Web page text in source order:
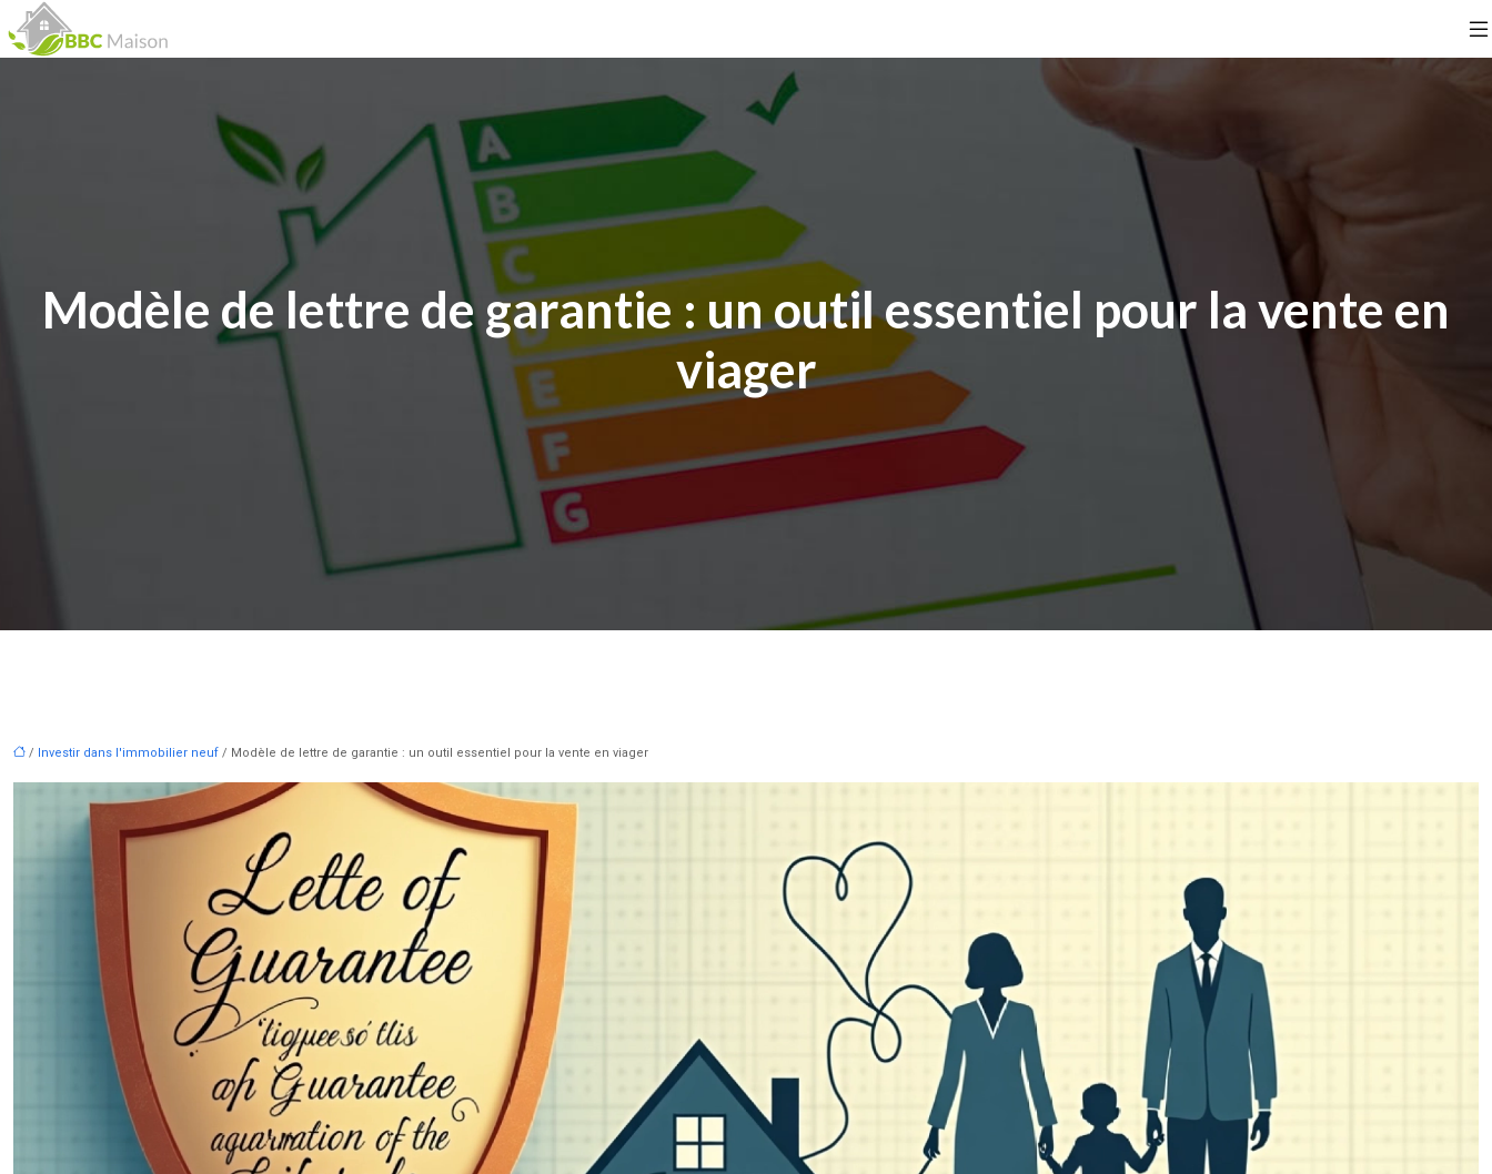
Modèle de lettre de garantie : un outil essentiel pour la vente en
viager
/ Investir dans l'immobilier neuf / Modèle de lettre de garantie : un outil essentiel pour la vente en viager